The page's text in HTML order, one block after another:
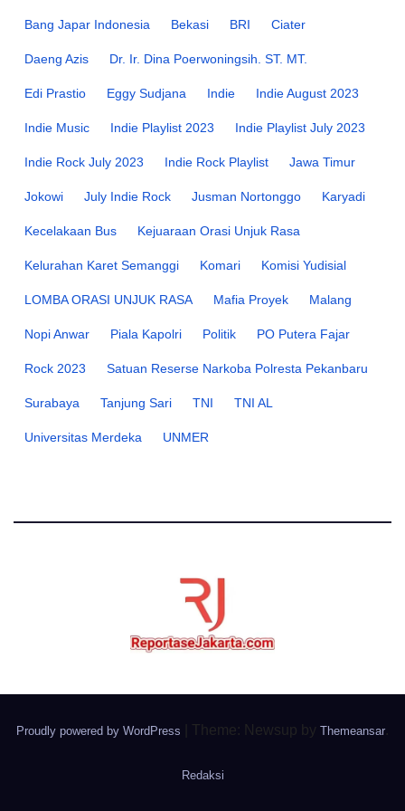
Bang Japar Indonesia Bekasi BRI Ciater
Daeng Azis Dr. Ir. Dina Poerwoningsih. ST. MT.
Edi Prastio Eggy Sudjana Indie Indie August 2023
Indie Music Indie Playlist 2023 Indie Playlist July 2023
Indie Rock July 2023 Indie Rock Playlist Jawa Timur
Jokowi July Indie Rock Jusman Nortonggo Karyadi
Kecelakaan Bus Kejuaraan Orasi Unjuk Rasa
Kelurahan Karet Semanggi Komari Komisi Yudisial
LOMBA ORASI UNJUK RASA Mafia Proyek Malang
Nopi Anwar Piala Kapolri Politik PO Putera Fajar
Rock 2023 Satuan Reserse Narkoba Polresta Pekanbaru
Surabaya Tanjung Sari TNI TNI AL
Universitas Merdeka UNMER
Proudly powered by WordPress Theme: Newsup by Themeansar.
Redaksi